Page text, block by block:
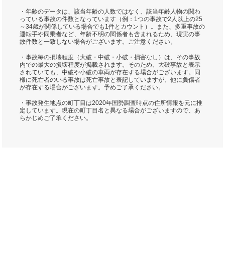
・年齢のデータは、該当年齢の人数ではなく、該当年齢人物の関わ
っている事故の件数となっています（例：1つの事故で2人以上の25
～34歳が関係している場合でも1件とカウント）。また、多重事故の
運転手や同乗者など、年齢不明の関係者も含まれるため、現実の事
故件数と一致しない場合がございます。ご注意ください。
・事故毎の損壊程度（大破・中破・小破・損害なし）は、その事故
内での最大の損壊程度が掲載されます。そのため、大破事故と表示
されていても、中破や小破の車両が存在する場合がございます。同
様に死亡者のいる事故は死亡事故と表記していますが、他に負傷者
が存在する場合がございます。予めご了承ください。
・事故発生地点の町丁目は2020年国勢調査時点の住所情報を元に推
定しています。現在の町丁目名と異なる場合がございますので、あ
らかじめご了承ください。